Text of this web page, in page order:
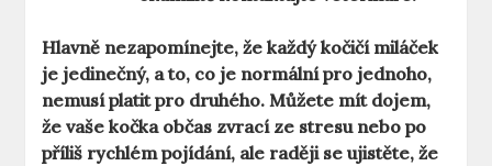
Hlavně nezapomínejte, že každý kočičí miláček
je jedinečný, a to, co je normální pro jednoho,
nemusí platit pro druhého. Můžete mít dojem,
že vaše kočka občas zvrací ze stresu nebo po
příliš rychlém pojídání, ale raději se ujistěte, že